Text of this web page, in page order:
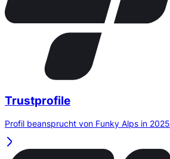
Trustprofile
Profil beansprucht von Funky Alps in 2025